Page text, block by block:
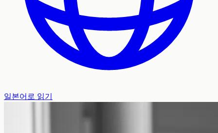
일본어로 읽기